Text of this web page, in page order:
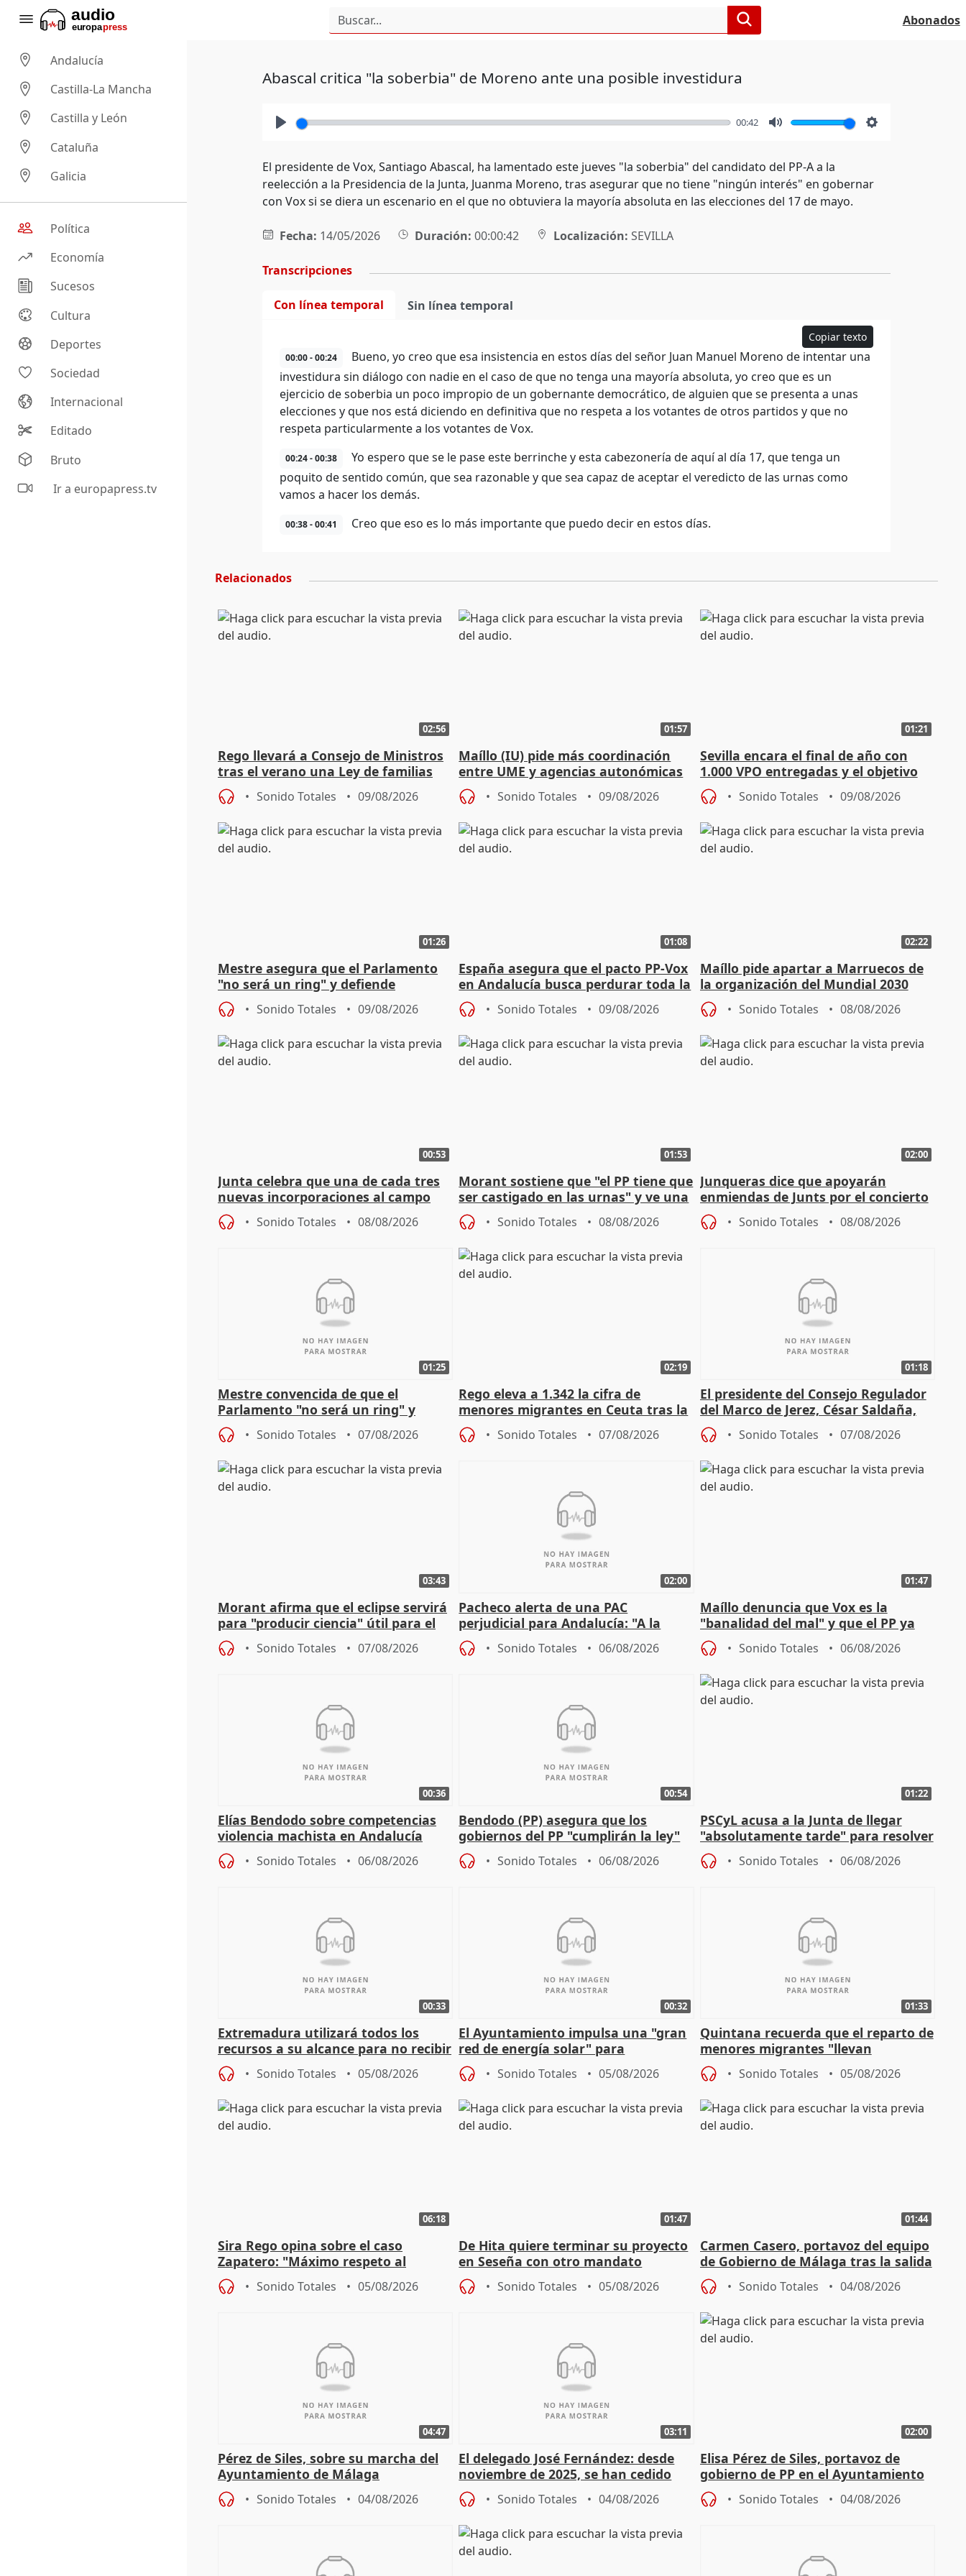
Abonados
Andalucía
Castilla-La Mancha
Castilla y León
Cataluña
Galicia
Política
Economía
Sucesos
Cultura
Deportes
Sociedad
Internacional
Editado
Bruto
Ir a europapress.tv
Abascal critica "la soberbia" de Moreno ante una posible investidura
00:42
El presidente de Vox, Santiago Abascal, ha lamentado este jueves "la soberbia" del candidato del PP-A a la
reelección a la Presidencia de la Junta, Juanma Moreno, tras asegurar que no tiene "ningún interés" en gobernar
con Vox si se diera un escenario en el que no obtuviera la mayoría absoluta en las elecciones del 17 de mayo.
Fecha: 14/05/2026 Duración: 00:00:42 Localización: SEVILLA
Transcripciones
Con línea temporal Sin línea temporal
Copiar texto
00:00 - 00:24
Bueno, yo creo que esa insistencia en estos días del señor Juan Manuel Moreno de intentar una
investidura sin diálogo con nadie en el caso de que no tenga una mayoría absoluta, yo creo que es un
ejercicio de soberbia un poco impropio de un gobernante democrático, de alguien que se presenta a unas
elecciones y que nos está diciendo en definitiva que no respeta a los votantes de otros partidos y que no
respeta particularmente a los votantes de Vox.
00:24 - 00:38
Yo espero que se le pase este berrinche y esta cabezonería de aquí al día 17, que tenga un
poquito de sentido común, que sea razonable y que sea capaz de aceptar el veredicto de las urnas como
vamos a hacer los demás.
00:38 - 00:41 Creo que eso es lo más importante que puedo decir en estos días.
Relacionados
02:56
Rego llevará a Consejo de Ministros
tras el verano una Ley de familias
acogedoras
Sonido Totales 09/08/2026
01:57
Maíllo (IU) pide más coordinación
entre UME y agencias autonómicas
Sonido Totales 09/08/2026
01:21
Sevilla encara el final de año con
1.000 VPO entregadas y el objetivo
de abaratar precios
Sonido Totales 09/08/2026
01:26
Mestre asegura que el Parlamento
"no será un ring" y defiende
"estabilidad" del pacto con Vox
Sonido Totales 09/08/2026
01:08
España asegura que el pacto PP-Vox
en Andalucía busca perdurar toda la
legislatura
Sonido Totales 09/08/2026
02:22
Maíllo pide apartar a Marruecos de
la organización del Mundial 2030
Sonido Totales 08/08/2026
00:53
Junta celebra que una de cada tres
nuevas incorporaciones al campo
andaluz son mujeres jóvenes
Sonido Totales 08/08/2026
01:53
Morant sostiene que "el PP tiene que
ser castigado en las urnas" y ve una
"pulsión de cambio"
Sonido Totales 08/08/2026
02:00
Junqueras dice que apoyarán
enmiendas de Junts por el concierto
en el trámite de financiación
Sonido Totales 08/08/2026
01:25
Mestre convencida de que el
Parlamento "no será un ring" y
defiende "estabilidad" del pacto con
Vox
Sonido Totales 07/08/2026
02:19
Rego eleva a 1.342 la cifra de
menores migrantes en Ceuta tras la
entrada masiva
Sonido Totales 07/08/2026
01:18
El presidente del Consejo Regulador
del Marco de Jerez, César Saldaña,
sobre exportaciones
Sonido Totales 07/08/2026
03:43
Morant afirma que el eclipse servirá
para "producir ciencia" útil para el
resto del mundo
Sonido Totales 07/08/2026
02:00
Pacheco alerta de una PAC
perjudicial para Andalucía: "A la
agricultura hay que protegerla"
Sonido Totales 06/08/2026
01:47
Maíllo denuncia que Vox es la
"banalidad del mal" y que el PP ya
asume todas sus tesis
Sonido Totales 06/08/2026
00:36
Elías Bendodo sobre competencias
violencia machista en Andalucía
Sonido Totales 06/08/2026
00:54
Bendodo (PP) asegura que los
gobiernos del PP "cumplirán la ley"
sobre los menores migrantes
Sonido Totales 06/08/2026
01:22
PSCyL acusa a la Junta de llegar
"absolutamente tarde" para resolver
problemas como Newcastle
Sonido Totales 06/08/2026
00:33
Extremadura utilizará todos los
recursos a su alcance para no recibir
más menores migrantes
Sonido Totales 05/08/2026
00:32
El Ayuntamiento impulsa una "gran
red de energía solar" para
autoconsumo
Sonido Totales 05/08/2026
01:33
Quintana recuerda que el reparto de
menores migrantes "llevan
aportación del Gobierno" central
Sonido Totales 05/08/2026
06:18
Sira Rego opina sobre el caso
Zapatero: "Máximo respeto al
proceso judicial"
Sonido Totales 05/08/2026
01:47
De Hita quiere terminar su proyecto
en Seseña con otro mandato
Sonido Totales 05/08/2026
01:44
Carmen Casero, portavoz del equipo
de Gobierno de Málaga tras la salida
de Pérez de Siles
Sonido Totales 04/08/2026
04:47
Pérez de Siles, sobre su marcha del
Ayuntamiento de Málaga
Sonido Totales 04/08/2026
03:11
El delegado José Fernández: desde
noviembre de 2025, se han cedido
9.810 ayudas por nacimiento
Sonido Totales 04/08/2026
02:00
Elisa Pérez de Siles, portavoz de
gobierno de PP en el Ayuntamiento
de Málaga, deja la política
Sonido Totales 04/08/2026